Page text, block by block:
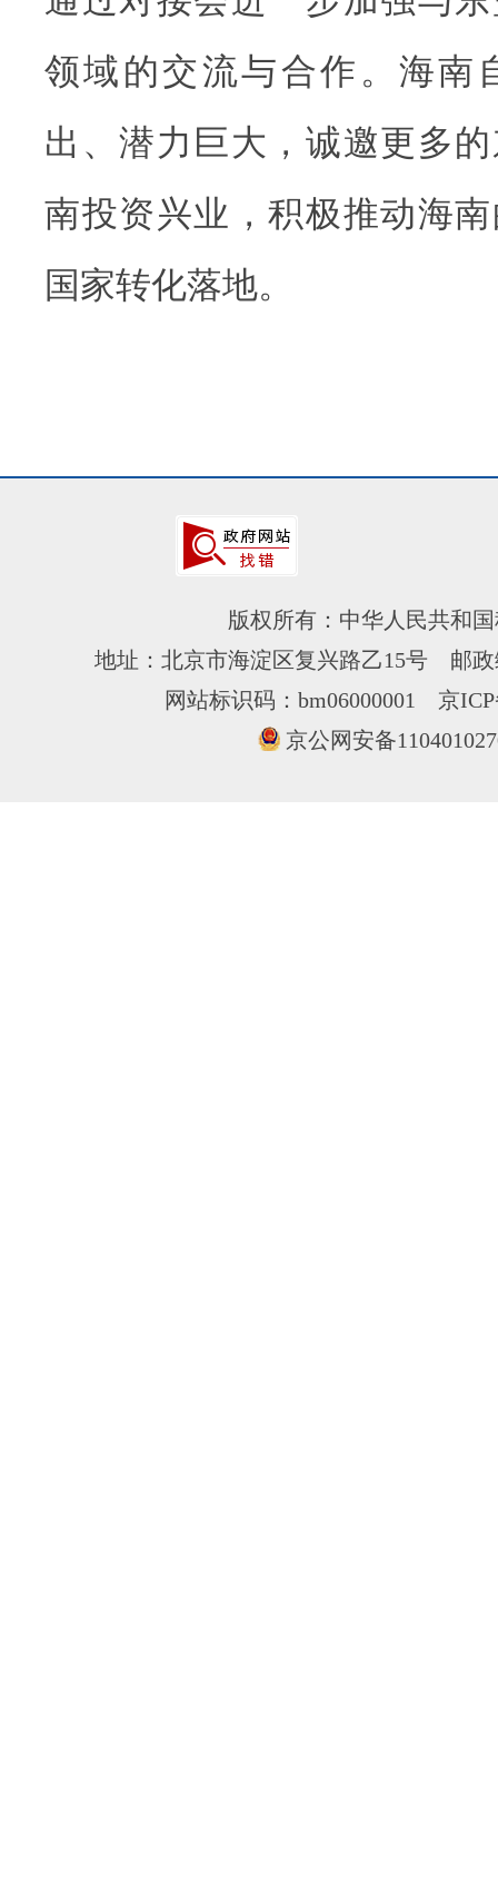
领域的交流与合作。海南
出、潜力巨大，诚邀更多
南投资兴业，积极推动海
国家转化落地。
版权所有：中华人民共和
地址：北京市海淀区复兴路乙15号 邮
网站标识码：bm06000001 京
京公网安备